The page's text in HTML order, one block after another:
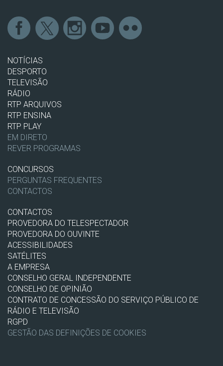
NOTÍCIAS
DESPORTO
TELEVISÃO
RÁDIO
RTP ARQUIVOS
RTP ENSINA
RTP PLAY
EM DIRETO
REVER PROGRAMAS
CONCURSOS
PERGUNTAS FREQUENTES
CONTACTOS
CONTACTOS
PROVEDORA DO TELESPECTADOR
PROVEDORA DO OUVINTE
ACESSIBILIDADES
SATÉLITES
A EMPRESA
CONSELHO GERAL INDEPENDENTE
CONSELHO DE OPINIÃO
CONTRATO DE CONCESSÃO DO SERVIÇO PÚBLICO DE
RÁDIO E TELEVISÃO
RGPD
GESTÃO DAS DEFINIÇÕES DE COOKIES